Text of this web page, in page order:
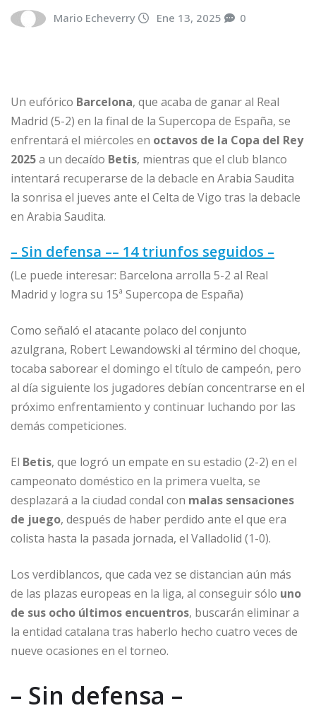
Mario Echeverry Ene 13, 2025 0
Un eufórico Barcelona, que acaba de ganar al Real
Madrid (5-2) en la final de la Supercopa de España, se
enfrentará el miércoles en octavos de la Copa del Rey
2025a un decaído Betis, mientras que el club blanco
intentará recuperarse de la debacle en Arabia Saudita
la sonrisa el jueves ante el Celta de Vigo tras la debacle
en Arabia Saudita.
– Sin defensa –– 14 triunfos seguidos –
(Le puede interesar: Barcelona arrolla 5-2 al Real
Madrid y logra su 15ª Supercopa de España)
Como señaló el atacante polaco del conjunto
azulgrana, Robert Lewandowski al término del choque,
tocaba saborear el domingo el título de campeón, pero
al día siguiente los jugadores debían concentrarse en el
próximo enfrentamiento y continuar luchando por las
demás competiciones.
El Betis, que logró un empate en su estadio (2-2) en el
campeonato doméstico en la primera vuelta, se
desplazará a la ciudad condal con malas sensaciones
de juego, después de haber perdido ante el que era
colista hasta la pasada jornada, el Valladolid (1-0).
Los verdiblancos, que cada vez se distancian aún más
de las plazas europeas en la liga, al conseguir sólo uno
de sus ocho últimos encuentros, buscarán eliminar a
la entidad catalana tras haberlo hecho cuatro veces de
nueve ocasiones en el torneo.
– Sin defensa –